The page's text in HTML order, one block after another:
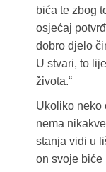
bića te zbog
osjećaj
dobro djelo
U stvari, to
života.“
Ukoliko neko
nema
stanja vidi u
on svoje biće